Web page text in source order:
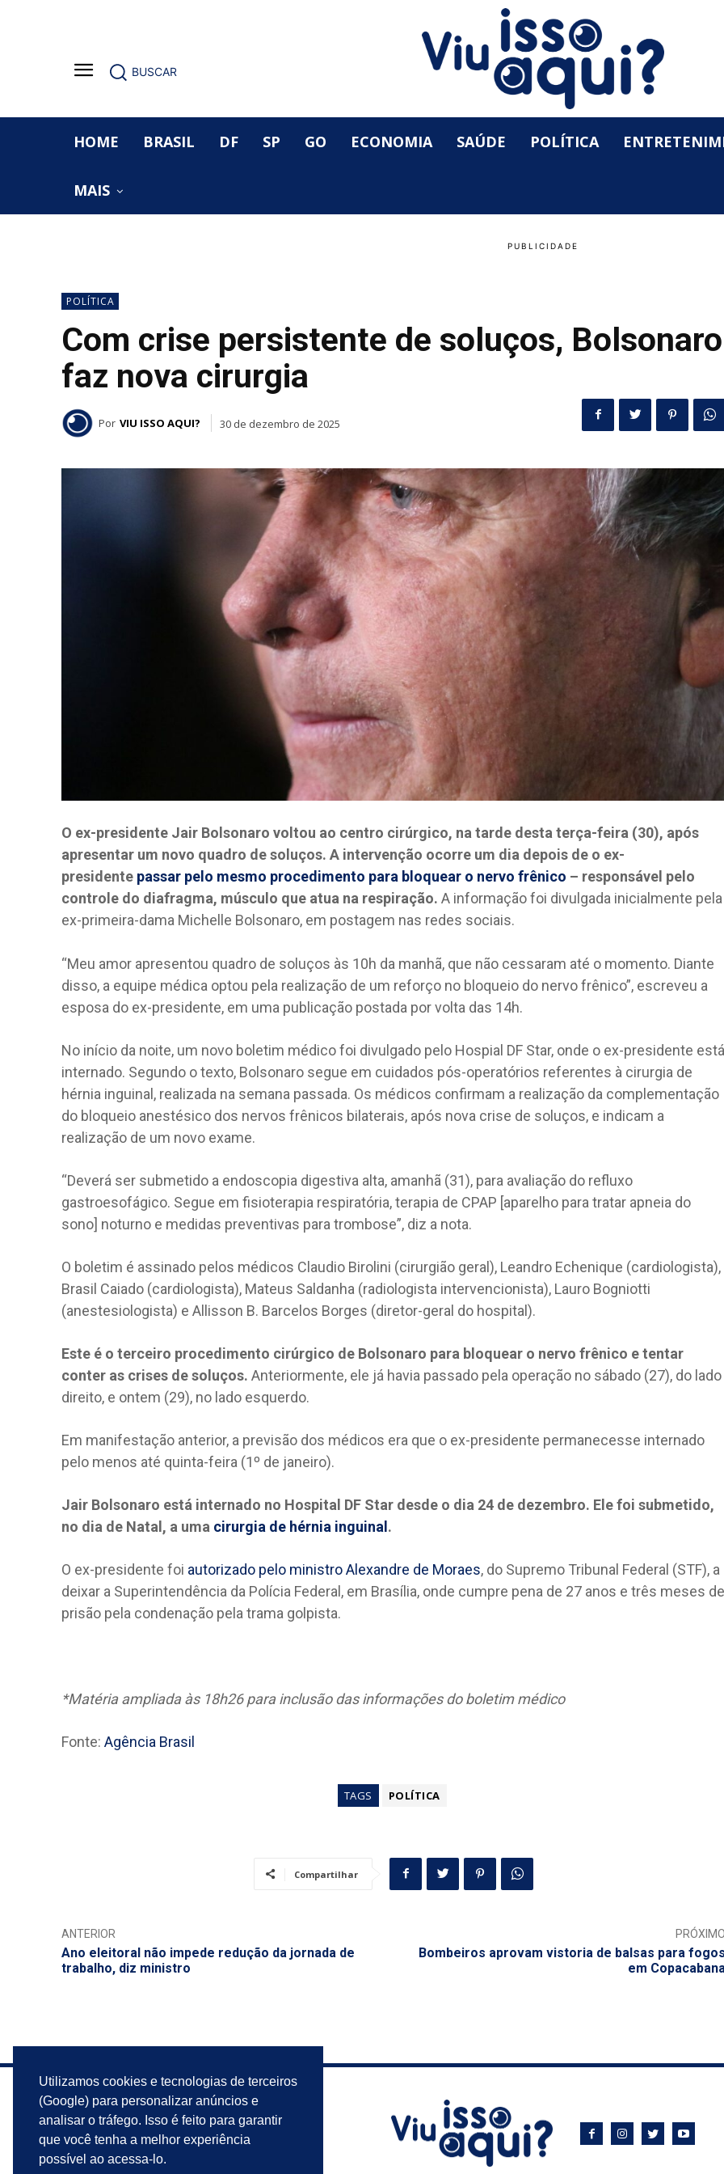
Utilizamos cookies e tecnologias de terceiros
(Google) para personalizar anúncios e
analisar o tráfego. Isso é feito para garantir
que você tenha a melhor experiência
possível ao acessa-lo.
BUSCAR
HOME BRASIL DF SP GO ECONOMIA SAÚDE POLÍTICA
MAIS
POLÍTICA
Com crise persistente de soluços, Bolsonaro
faz nova cirurgia
Por VIU ISSO AQUI? 30 de dezembro de 2025
O ex-presidente Jair Bolsonaro voltou ao centro cirúrgico, na tarde desta terça-feira (30), após
apresentar um novo quadro de soluços. A intervenção ocorre um dia depois de o ex-
presidente passar pelo mesmo procedimento para bloquear o nervo frênico – responsável pelo
controle do diafragma, músculo que atua na respiração. A informação foi divulgada inicialmente pela
ex-primeira-dama Michelle Bolsonaro, em postagem nas redes sociais.
“Meu amor apresentou quadro de soluços às 10h da manhã, que não cessaram até o momento. Diante
disso, a equipe médica optou pela realização de um reforço no bloqueio do nervo frênico”, escreveu a
esposa do ex-presidente, em uma publicação postada por volta das 14h.
No início da noite, um novo boletim médico foi divulgado pelo Hospial DF Star, onde o ex-presidente está
internado. Segundo o texto, Bolsonaro segue em cuidados pós-operatórios referentes à cirurgia de
hérnia inguinal, realizada na semana passada. Os médicos confirmam a realização da complementação
do bloqueio anestésico dos nervos frênicos bilaterais, após nova crise de soluços, e indicam a
realização de um novo exame.
“Deverá ser submetido a endoscopia digestiva alta, amanhã (31), para avaliação do refluxo
gastroesofágico. Segue em fisioterapia respiratória, terapia de CPAP [aparelho para tratar apneia do
sono] noturno e medidas preventivas para trombose”, diz a nota.
O boletim é assinado pelos médicos Claudio Birolini (cirurgião geral), Leandro Echenique (cardiologista),
Brasil Caiado (cardiologista), Mateus Saldanha (radiologista intervencionista), Lauro Bogniotti
(anestesiologista) e Allisson B. Barcelos Borges (diretor-geral do hospital).
Este é o terceiro procedimento cirúrgico de Bolsonaro para bloquear o nervo frênico e tentar
conter as crises de soluços. Anteriormente, ele já havia passado pela operação no sábado (27), do lado
direito, e ontem (29), no lado esquerdo.
Em manifestação anterior, a previsão dos médicos era que o ex-presidente permanecesse internado
pelo menos até quinta-feira (1º de janeiro).
Jair Bolsonaro está internado no Hospital DF Star desde o dia 24 de dezembro. Ele foi submetido,
no dia de Natal, a uma cirurgia de hérnia inguinal .
O ex-presidente foi autorizado pelo ministro Alexandre de Moraes, do Supremo Tribunal Federal (STF), a
deixar a Superintendência da Polícia Federal, em Brasília, onde cumpre pena de 27 anos e três meses de
prisão pela condenação pela trama golpista.
*Matéria ampliada às 18h26 para inclusão das informações do boletim médico
Fonte: Agência Brasil
TAGS POLÍTICA
Compartilhar
ANTERIOR
Ano eleitoral não impede redução da jornada de
trabalho, diz ministro
Bombeiros aprovam vistoria de balsas para
em